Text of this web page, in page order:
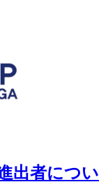
出者につい